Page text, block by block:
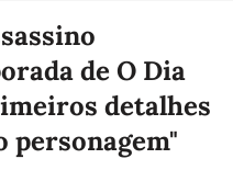
de O Dia
detalhes
personagem"